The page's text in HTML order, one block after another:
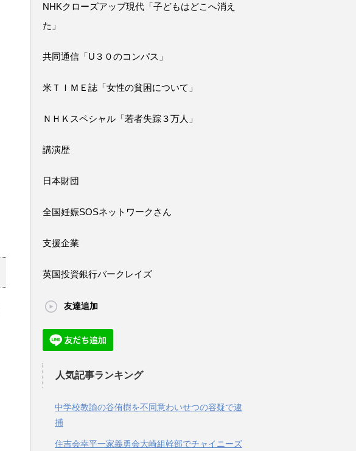
NHKクローズアップ現代「子どもはどこへ消え
た」
共同通信「U３０のコンパス」
米ＴＩＭＥ誌「女性の貧困について」
ＮＨＫスペシャル「若者失踪３万人」
講演歴
日本財団
全国妊娠SOSネットワークさん
支援企業
英国投資銀行バークレイズ
友達追加
人気記事ランキング
中学校教諭の谷侑樹を不同意わいせつの容疑で逮
捕
住吉会幸平一家義勇会大崎組幹部でチャイニーズ